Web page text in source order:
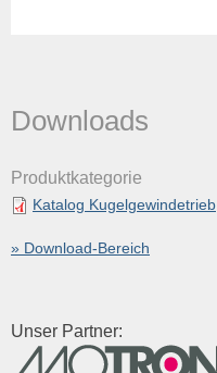
Downloads
Produktkategorie
Katalog Kugelgewindetrieb
» Download-Bereich
Unser Partner: